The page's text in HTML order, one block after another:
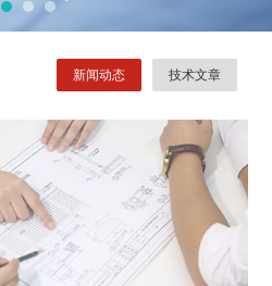
新闻动态 技术文章